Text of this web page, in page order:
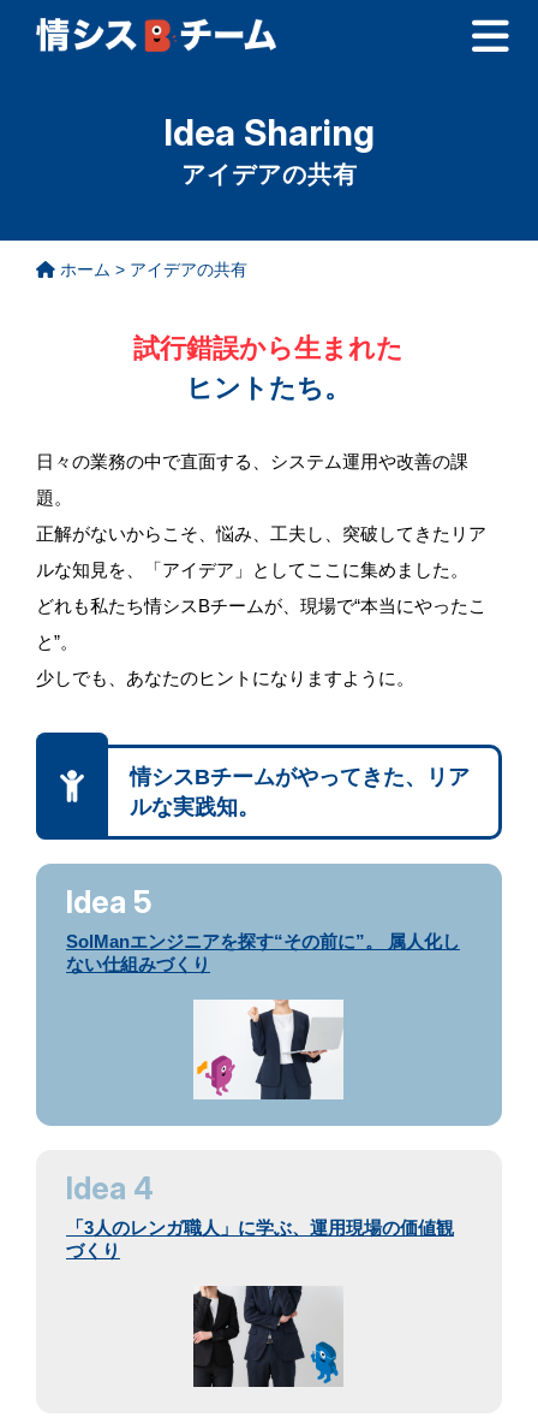
Idea Sharing
アイデアの共有
ホーム > アイデアの共有
試行錯誤から生まれた
ヒントたち。
日々の業務の中で直面する、システム運用や改善の課
題。
正解がないからこそ、悩み、工夫し、突破してきたリア
ルな知見を、
「アイデア」としてここに集めました。
どれも私たち情シスBチームが、現場で“本当にやったこ
と”。
少しでも、あなたのヒントになりますように。
情シスBチームがやってきた、リア
ルな実践知。
Idea 5
SolManエンジニアを探す“その前に”。 属人化し
ない仕組みづくり
Idea 4
「3人のレンガ職人」に学ぶ、運用現場の価値観
づくり